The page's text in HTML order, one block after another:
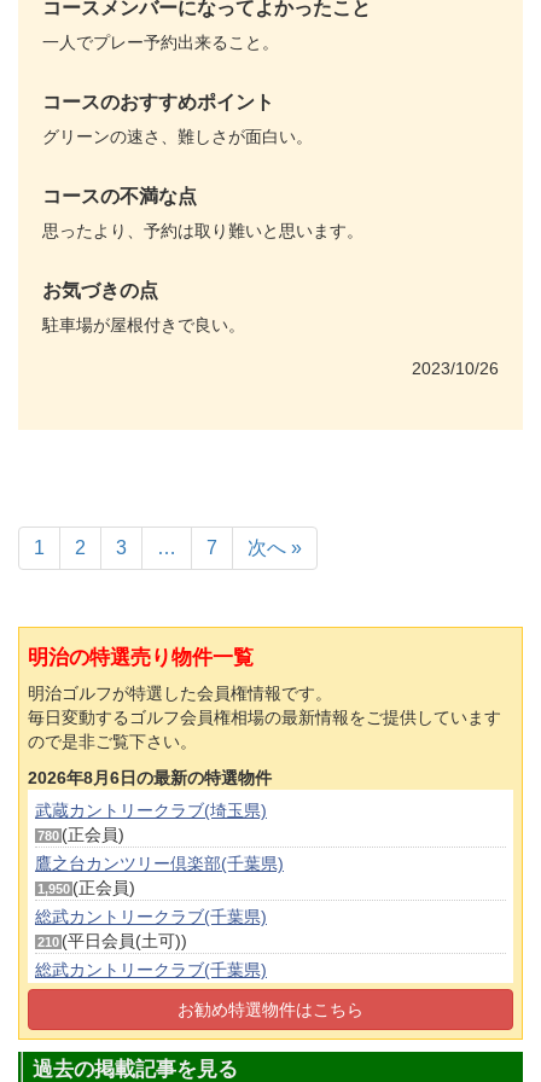
コースメンバーになってよかったこと
一人でプレー予約出来ること。
コースのおすすめポイント
グリーンの速さ、難しさが面白い。
コースの不満な点
思ったより、予約は取り難いと思います。
お気づきの点
駐車場が屋根付きで良い。
2023/10/26
1 2 3 … 7 次へ »
明治の特選売り物件一覧
明治ゴルフが特選した会員権情報です。
毎日変動するゴルフ会員権相場の最新情報をご提供しています
ので是非ご覧下さい。
2026年8月6日の最新の特選物件
武蔵カントリークラブ(埼玉県)
780 (正会員)
鷹之台カンツリー倶楽部(千葉県)
1,950 (正会員)
総武カントリークラブ(千葉県)
210 (平日会員(土可))
総武カントリークラブ(千葉県)
(正会員)
茨城ゴルフ倶楽部(茨城県)
お勧め特選物件はこちら
過去の掲載記事を見る